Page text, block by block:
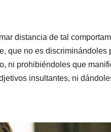
distancia de tal
que no es discriminándoles
ni prohibiéndoles que
insultantes, ni